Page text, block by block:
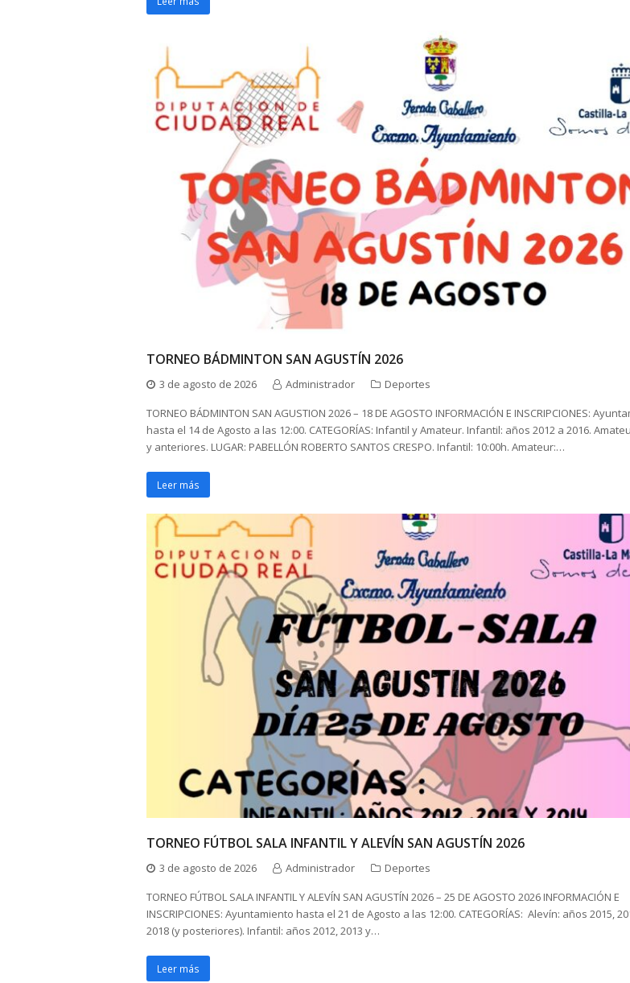
TORNEO BÁDMINTON SAN AGUSTÍN 2026
3 de agosto de 2026 Administrador
Deportes
TORNEO BÁDMINTON SAN AGUSTION 2026 – 18 DE AGOSTO INFORMACIÓN E INSCRIPCIONES:
hasta el 14 de Agosto a las 12:00. CATEGORÍAS: Infantil y Amateur. Infantil: años 2012 a 2016.
y anteriores. LUGAR: PABELLÓN ROBERTO SANTOS CRESPO. Infantil: 10:00h. Amateur:…
Leer más
TORNEO FÚTBOL SALA INFANTIL Y ALEVÍN SAN AGUSTÍN 2026
3 de agosto de 2026 Administrador
Deportes
TORNEO FÚTBOL SALA INFANTIL Y ALEVÍN SAN AGUSTÍN 2026 – 25 DE AGOSTO 2026 INFORMACIÓN E
INSCRIPCIONES: Ayuntamiento hasta el 21 de Agosto a las 12:00. CATEGORÍAS: Alevín: años 2015,
2018 (y posteriores). Infantil: años 2012, 2013 y…
Leer más